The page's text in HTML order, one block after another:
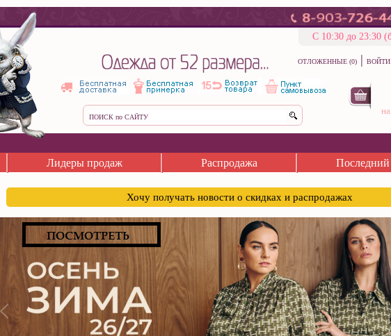
С 10:30 до 23:30
ОТЛОЖЕННЫЕ (0) | ВОЙТИ
Лидеры продаж Распродажа Последний
Хочу получать новости о скидках и распродажах